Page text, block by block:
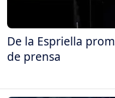
De la Espriella
de prensa